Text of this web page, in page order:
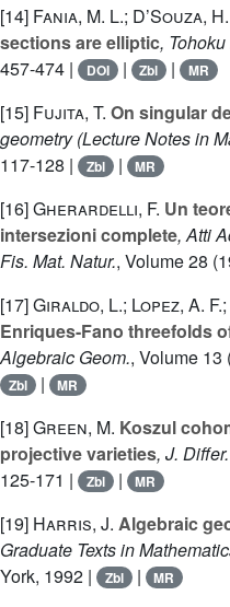
[14] Fania, M. L.; D’Souza, H.
sections are elliptic,
457-474 |
DOI | Zbl | MR
[15] Fujita, T. On singular
geometry(Lecture Notes in
117-128 |
Zbl | MR
[16]Gherardelli, F. Un
intersezioni complete, Atti
Fis. Mat. Natur., Volume 28
[17]Giraldo, L.; Lopez, A.
Enriques-Fano threefolds
Algebraic Geom., Volume 13
Zbl | MR
[18]Green, M. Koszul
projective varieties, J.
125-171 |
Zbl | MR
[19] Harris, J. Algebraic
Graduate Texts in
York, 1992 |
Zbl | MR